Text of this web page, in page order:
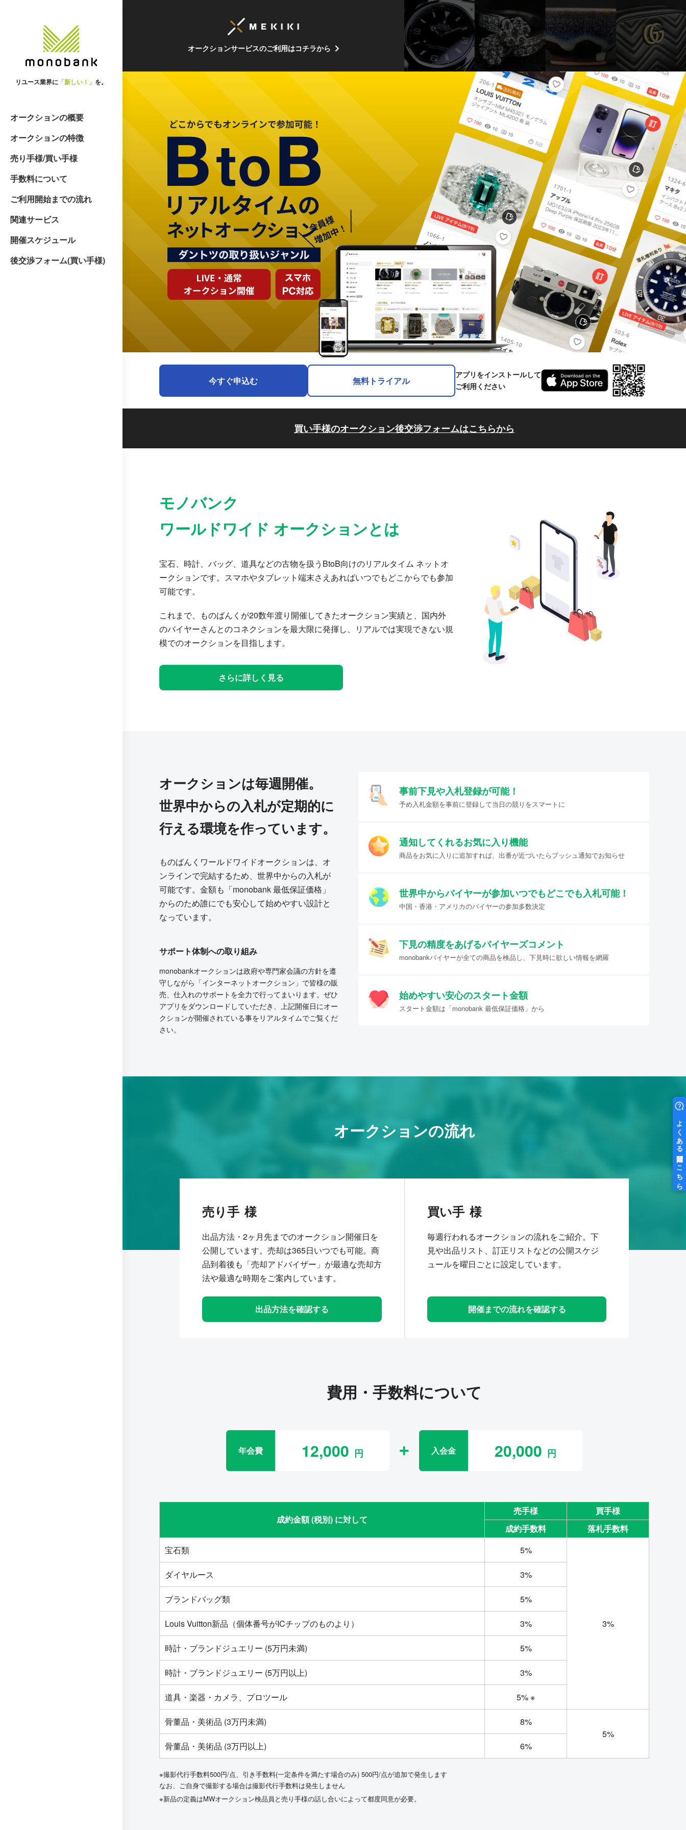
リユース業界に 「新しい！」 を。
オークションの概要
オークションの特徴
売り手様/買い手様
手数料について
ご利用開始までの流れ
関連サービス
開催スケジュール
後交渉フォーム(買い手様)
オークションサービスのご利用はコチラから
今すぐ申込む 無料トライアル
アプリをインストールして
ご利用ください
買い手様のオークション後交渉フォームはこちらから
モノバンク
ワールドワイド オークションとは
宝石、時計、バッグ、道具などの古物を扱うBtoB向けのリアルタイム ネットオ
ークションです。スマホやタブレット端末さえあればいつでもどこからでも参加
可能です。
これまで、ものばんくが20数年渡り開催してきたオークション実績と、国内外
のバイヤーさんとのコネクションを最大限に発揮し、リアルでは実現できない規
模でのオークションを目指します。
さらに詳しく見る
オークションは毎週開催。
世界中からの入札が定期的に
行える環境を作っています。
ものばんくワールドワイドオークションは、オ
ンラインで完結するため、世界中からの入札が
可能です。金額も「monobank 最低保証価格」
からのため誰にでも安心して始めやすい設計と
なっています。
事前下見や入札登録が可能！
予め入札金額を事前に登録して当日の競りをスマートに
通知してくれるお気に入り機能
商品をお気に入りに追加すれば、出番が近づいたらプッシュ通知でお知らせ
世界中からバイヤーが参加いつでもどこでも入札可能！
中国・香港・アメリカのバイヤーの参加多数決定
下見の精度をあげるバイヤーズコメント
monobankバイヤーが全ての商品を検品し、下見時に欲しい情報を網羅
始めやすい安心のスタート金額
スタート金額は「monobank 最低保証価格」から
サポート体制への取り組み
monobankオークションは政府や専門家会議の方針を遵
守しながら「インターネットオークション」で皆様の販
売、仕入れのサポートを全力で行ってまいります。ぜひ
アプリをダウンロードしていただき、上記開催日にオー
クションが開催されている事をリアルタイムでご覧くだ
さい。
オークションの流れ
売り手
出品方法・2ヶ月先までのオークション開催日を
公開しています。売却は365日いつでも可能。商
品到着後も「売却アドバイザー」が最適な売却方
法や最適な時期をご案内しています。
出品方法を確認する
買い手
毎週行われるオークションの流れをご紹介。下
見や出品リスト、訂正リストなどの公開スケジ
ュールを曜日ごとに設定しています。
開催までの流れを確認する
費用・手数料について
年会費 12,000 入会金 20,000
成約金額 (税別) に対して
売手様
買手様
成約手数料
落札手数料
宝石類
5%
3%
ダイヤルース 3%
ブランドバッグ類 5%
Louis Vuitton新品（個体番号がICチップのものより） 3%
時計・ブランドジュエリー (5万円未満) 5%
時計・ブランドジュエリー (5万円以上) 3%
道具・楽器・カメラ、プロツール 5% ※
骨董品・美術品 (3万円未満)
8%
5%
骨董品・美術品 (3万円以上)
6%
※撮影代行手数料500円/点、引き手数料(一定条件を満たす場合のみ) 500円/点が追加で発生します
なお、ご自身で撮影する場合は撮影代行手数料は発生しません
※新品の定義はMWオークション検品員と売り手様の話し合いによって都度同意が必要。